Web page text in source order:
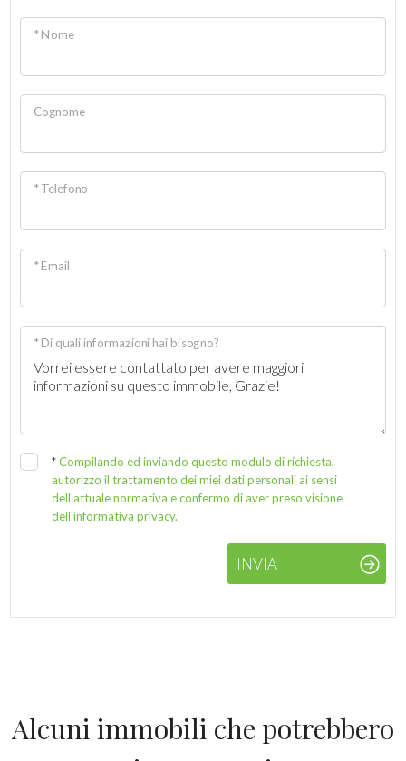
* Nome
Cognome
* Telefono
* Email
* Di quali informazioni hai bisogno?
*Compilando ed inviando questo modulo di richiesta,
autorizzo il trattamento dei miei dati personali ai sensi
dell'attuale normativa e confermo di aver preso visione
dell'informativa privacy.
INVIA
Alcuni immobili che potrebbero